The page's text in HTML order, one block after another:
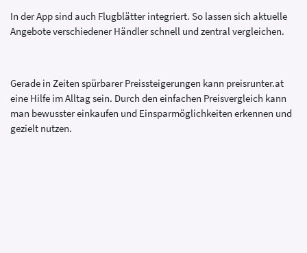
In der App sind auch Flugblätter integriert. So lassen sich aktuelle
Angebote verschiedener Händler schnell und zentral vergleichen.
Gerade in Zeiten spürbarer Preissteigerungen kann preisrunter.at
eine Hilfe im Alltag sein. Durch den einfachen Preisvergleich kann
man bewusster einkaufen und Einsparmöglichkeiten erkennen und
gezielt nutzen.